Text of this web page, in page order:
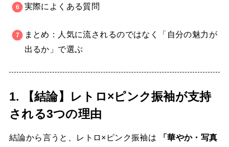
実際によくある質問
まとめ：人気に流されるのではなく「自分の魅力が
出るか」で選ぶ
1. 【結論】レトロ×ピンク振袖が支持
される3つの理由
結論から言うと、レトロ×ピンク振袖は
「華やか・写真